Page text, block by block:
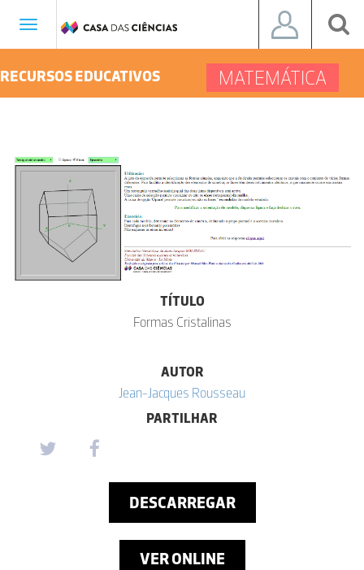
Toggle
RECURSOS EDUCATIVOS MATEMÁTICA
TÍTULO
Formas Cristalinas
AUTOR
Jean-Jacques Rousseau
PARTILHAR
DESCARREGAR
VER ONLINE